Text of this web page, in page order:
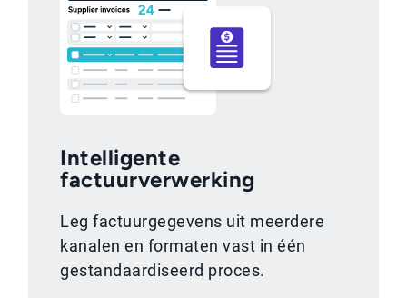
Intelligente
factuurverwerking
Leg factuurgegevens uit meerdere
kanalen en formaten vast in één
gestandaardiseerd proces.